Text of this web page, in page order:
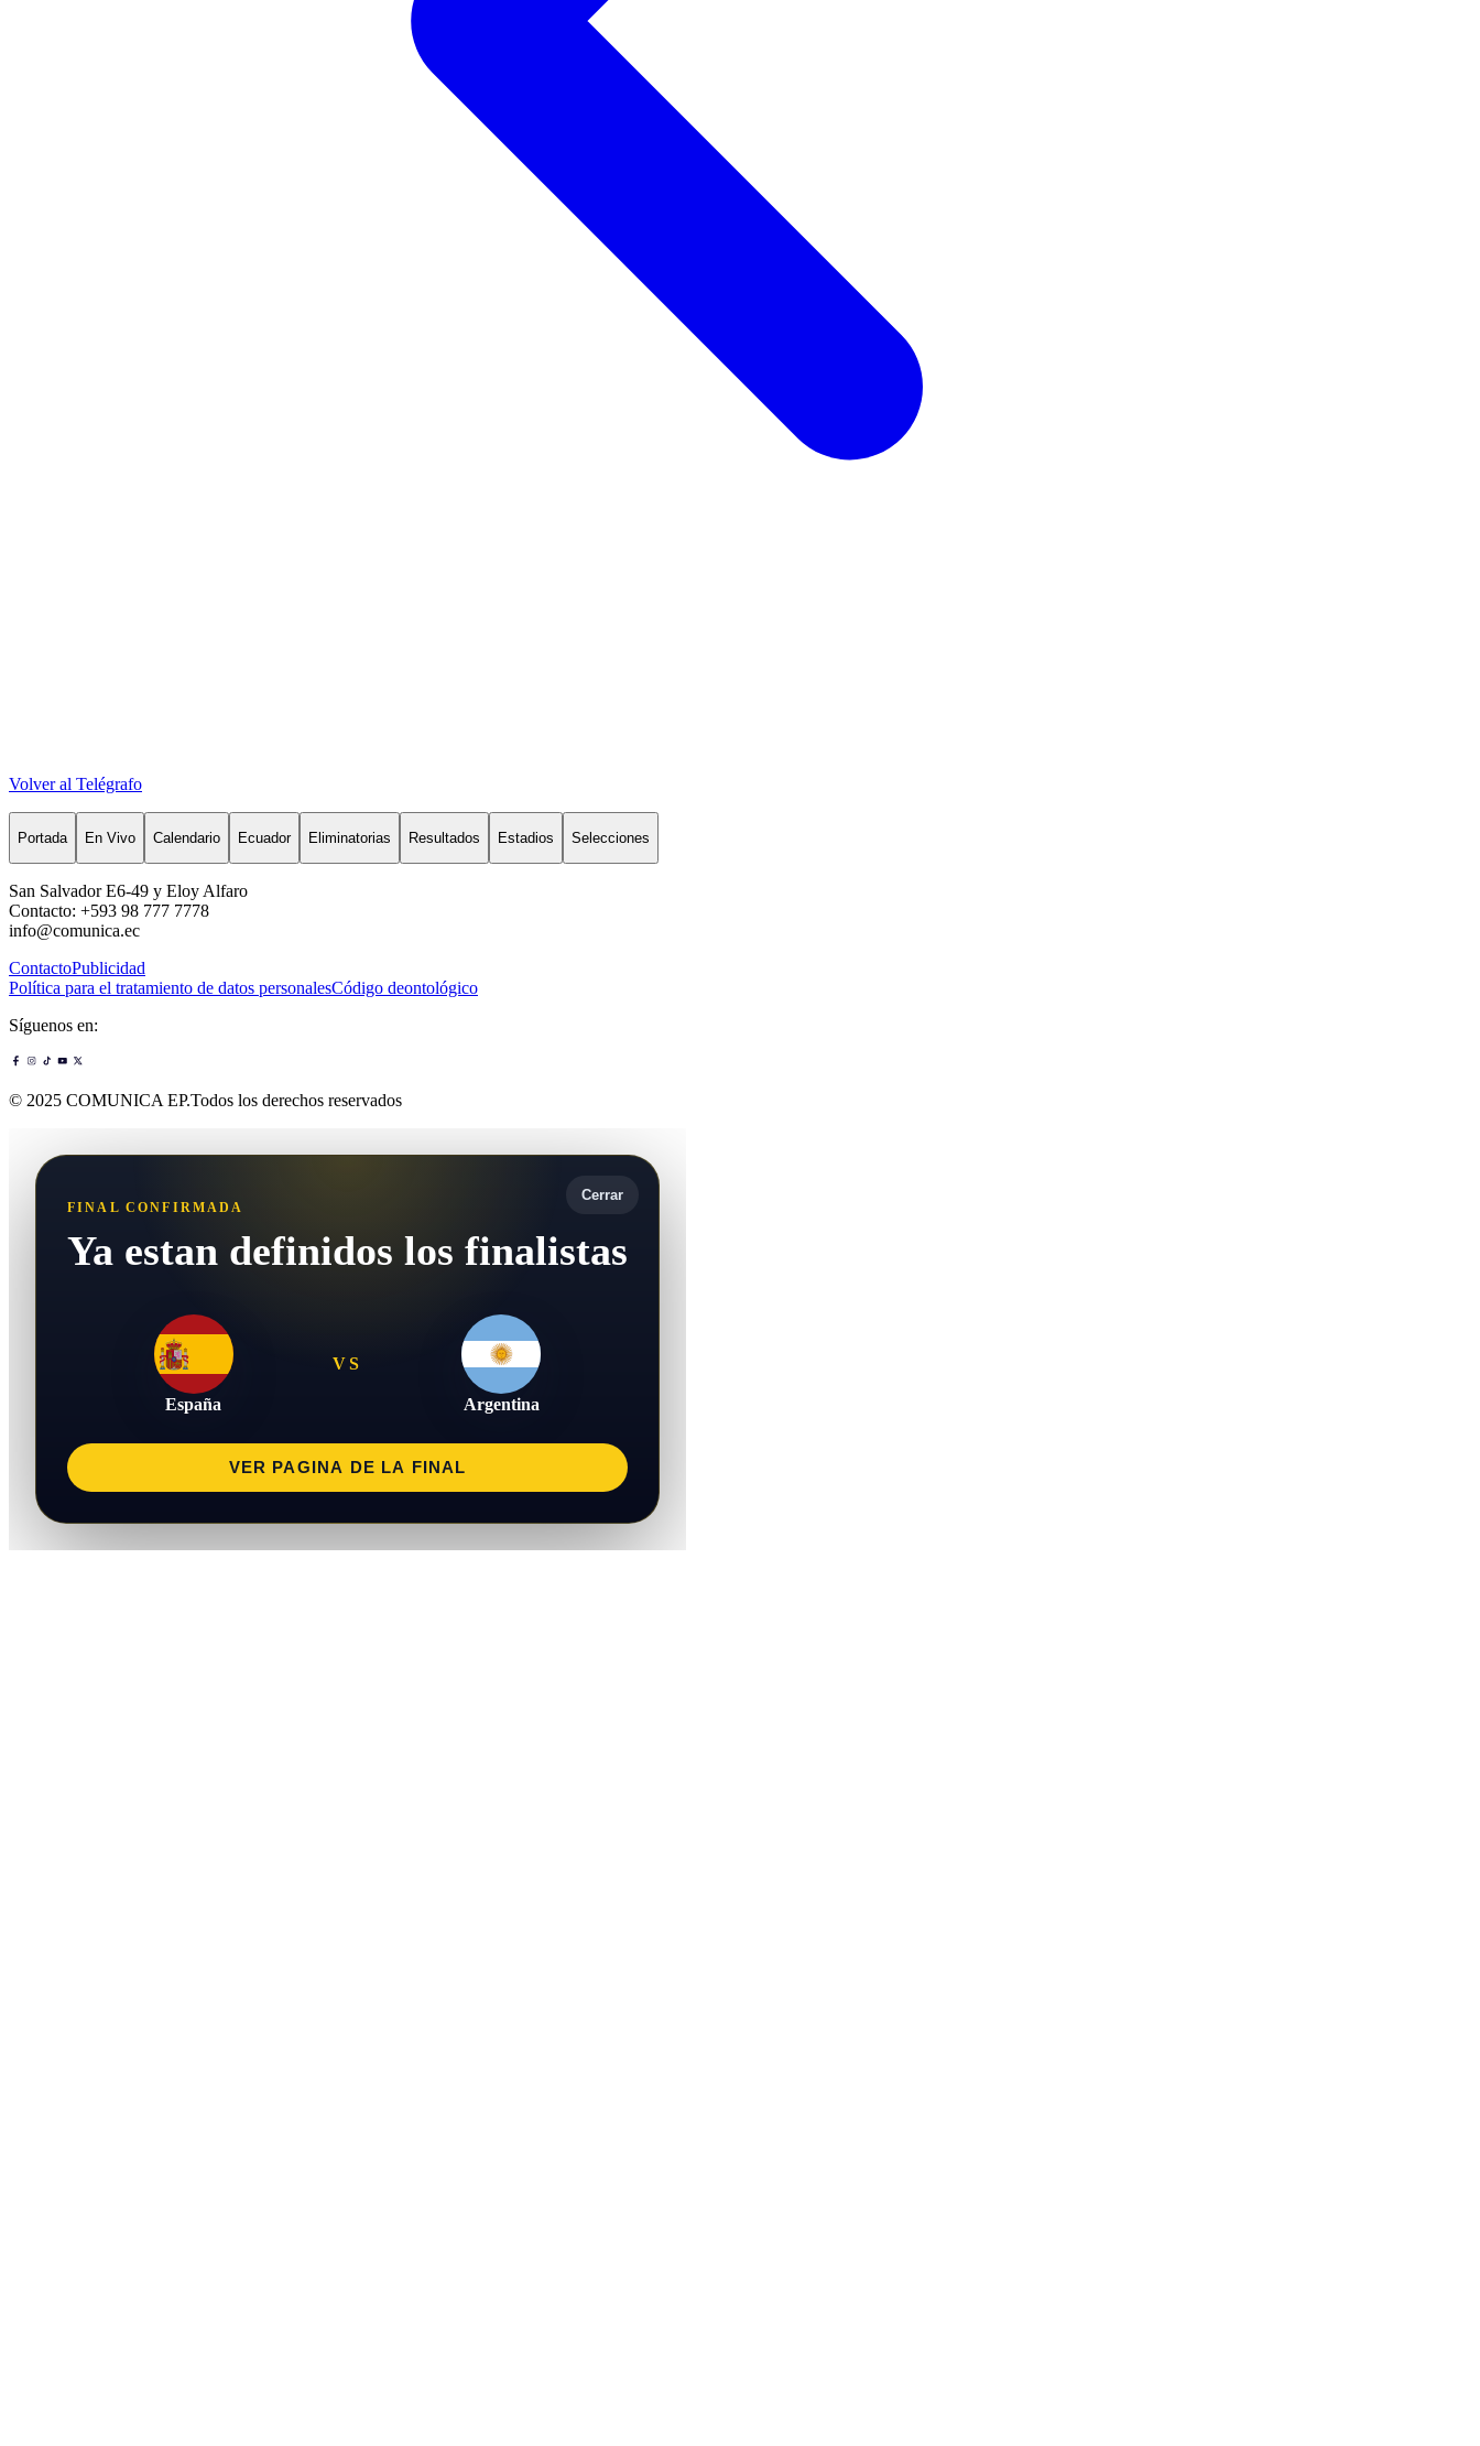
Volver al Telégrafo
Portada En Vivo Calendario Ecuador Eliminatorias Resultados Estadios Selecciones
San Salvador E6-49 y Eloy Alfaro
Contacto: +593 98 777 7778
info@comunica.ec
ContactoPublicidad
Política para el tratamiento de datos personalesCódigo deontológico
Síguenos en:
© 2025 COMUNICA EP.Todos los derechos reservados
Cerrar
FINAL CONFIRMADA
Ya estan definidos los finalistas
España
VS
Argentina
VER PAGINA DE LA FINAL